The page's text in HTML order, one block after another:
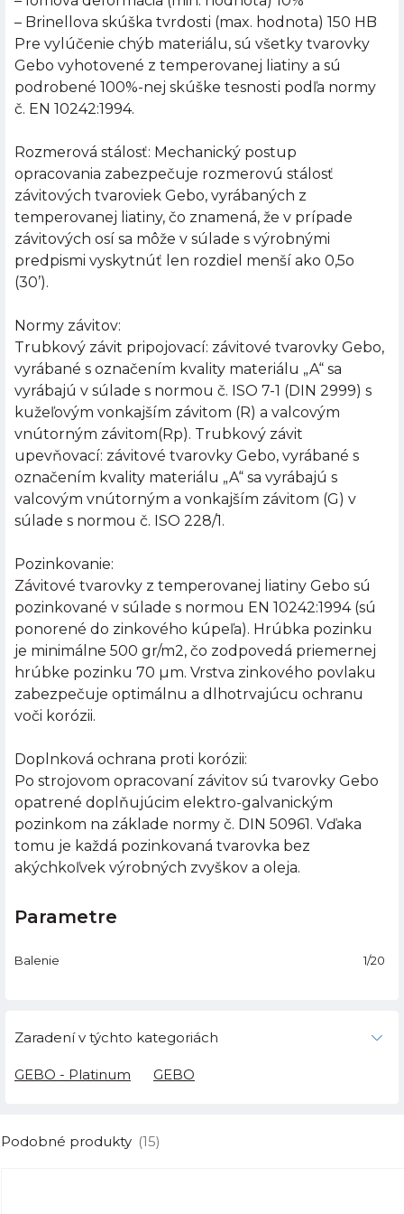
– Brinellova skúška tvrdosti (max. hodnota) 150 HB
Pre vylúčenie chýb materiálu, sú všetky tvarovky
Gebo vyhotovené z temperovanej liatiny a sú
podrobené 100%-nej skúške tesnosti podľa normy
č. EN 10242:1994.
Rozmerová stálosť: Mechanický postup
opracovania zabezpečuje rozmerovú stálosť
závitových tvaroviek Gebo, vyrábaných z
temperovanej liatiny, čo znamená, že v prípade
závitových osí sa môže v súlade s výrobnými
predpismi vyskytnúť len rozdiel menší ako 0,5o
(30’).
Normy závitov:
Trubkový závit pripojovací: závitové tvarovky Gebo,
vyrábané s označením kvality materiálu „A“ sa
vyrábajú v súlade s normou č. ISO 7-1 (DIN 2999) s
kužeľovým vonkajším závitom (R) a valcovým
vnútorným závitom(Rp). Trubkový závit
upevňovací: závitové tvarovky Gebo, vyrábané s
označením kvality materiálu „A“ sa vyrábajú s
valcovým vnútorným a vonkajším závitom (G) v
súlade s normou č. ISO 228/1.
Pozinkovanie:
Závitové tvarovky z temperovanej liatiny Gebo sú
pozinkované v súlade s normou EN 10242:1994 (sú
ponorené do zinkového kúpeľa). Hrúbka pozinku
je minimálne 500 gr/m2, čo zodpovedá priemernej
hrúbke pozinku 70 µm. Vrstva zinkového povlaku
zabezpečuje optimálnu a dlhotrvajúcu ochranu
voči korózii.
Doplnková ochrana proti korózii:
Po strojovom opracovaní závitov sú tvarovky Gebo
opatrené doplňujúcim elektro-galvanickým
pozinkom na základe normy č. DIN 50961. Vďaka
tomu je každá pozinkovaná tvarovka bez
akýchkoľvek výrobných zvyškov a oleja.
Parametre
Balenie 1/20
Zaradení v týchto kategoriách
GEBO - Platinum GEBO
Podobné produkty (15)